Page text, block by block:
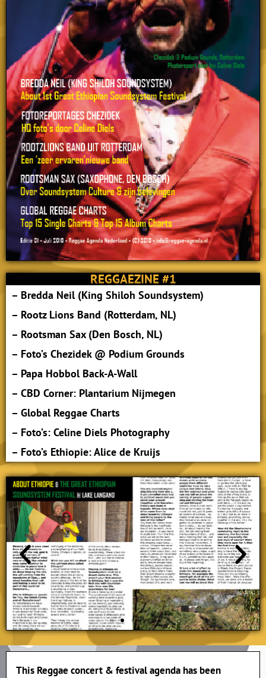
REGGAEZINE #1
– Bredda Neil (King Shiloh Soundsystem)
– Rootz Lions Band (Rotterdam, NL)
– Rootsman Sax (Den Bosch, NL)
– Foto’s Chezidek @ Podium Grounds
– Papa Hobbol Back-A-Wall
– CBD Corner: Plantarium Nijmegen
– Global Reggae Charts
– Foto’s: Celine Diels Photography
– Foto’s Ethiopie: Alice de Kruijs
This Reggae concert & festival agenda has been